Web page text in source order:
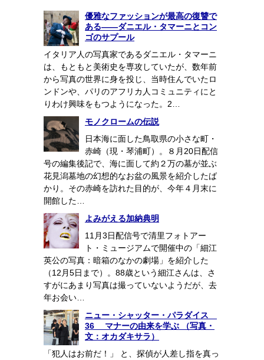
優雅なファッションが最高の復讐で
ある――ダニエル・タマーニとコン
ゴのサプール
イタリア人の写真家であるダニエル・タマーニ
は、もともと美術史を専攻していたが、数年前
から写真の世界に身を投じ、当時住んでいたロ
ンドンや、パリのアフリカ人コミュニティにと
りわけ興味をもつようになった。2…
モノクロームの伝説
日本海に面した鳥取県の小さな町・
赤崎（現・琴浦町）。８月20日配信
号の編集後記で、海に面して約２万の墓が並ぶ
花見潟墓地の幻想的なお盆の風景を紹介したば
かり。その赤崎を訪れた目的が、今年４月末に
開館した…
よみがえる加納典明
11月3日配信号で清里フォトアー
ト・ミュージアムで開催中の「細江
英公の写真：暗箱のなかの劇場」を紹介した
（12月5日まで）。88歳という細江さんは、さ
すがにあまり写真は撮っていないようだが、去
年お会い…
ニュー・シャッター・パラダイス
36 マナーの由来を学ぶ （写真・
文：オカダキサラ）
「犯人はお前だ！」 と、探偵が人差し指を真っ